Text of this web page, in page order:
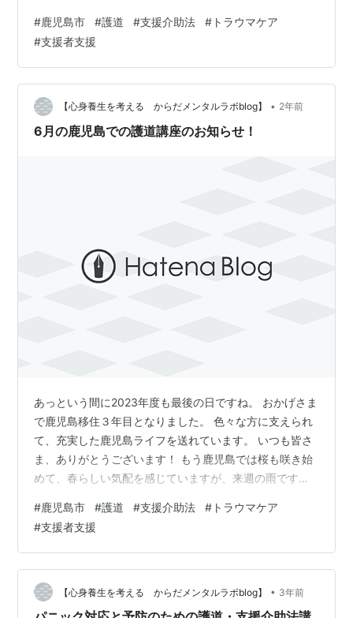
は、講座の具体的な内容についてのイメージや、チラシ
の配布中によく質問された護道や講師の廣木道心先生に
ついて改めてご紹介したいと思います。
#鹿児島市 #護道 #支援介助法 # トラウマケア
#支援者支援
【心身養生を考える からだメンタルラボblog】 • 2年前
6月の鹿児島での護道講座のお知らせ！
あっという間に2023年度も最後の日ですね。 おかげさま
で鹿児島移住３年目となりました。 色々な方に支えられ
て、充実した鹿児島ライフを送れています。 いつも皆さ
ま、ありがとうございます！ もう鹿児島では桜も咲き始
めて、春らしい気配を感じていますが、来週の雨ですぐ
の頃です。 さて、２年前から鹿児島市にて年に一回、一
般社団法人護道の廣木道心先生をお招きして開催してき
ている護道・支援介助法講座を今年も開催いたします。
お申込みはこちらから！ forms.gle 今年の講座について
今回の講座はテーマを「支援者のための身体と心のワー
クショップ」と題して…
#鹿児島市 #護道 #支援介助法 # トラウマケア
#支援者支援
【心身養生を考える からだメンタルラボblog】 • 3年前